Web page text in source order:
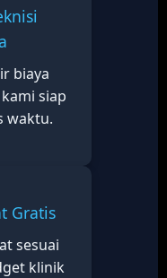
biaya
siap
waktu.
Gratis
sesuai
klinik